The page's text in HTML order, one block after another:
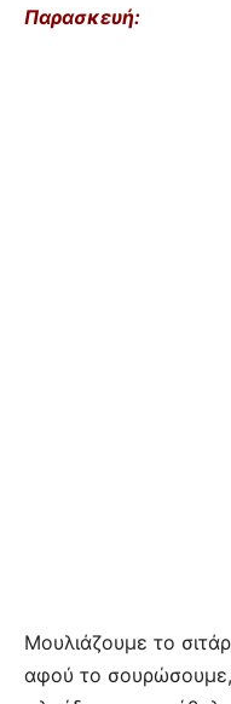
Παρασκευή:
Μουλιάζουμε το
αφού το σουρώσουμε,